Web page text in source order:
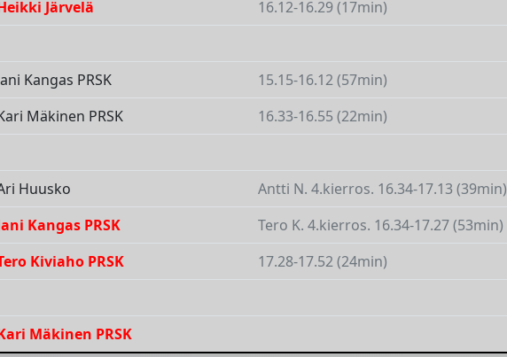
Järvelä
16.12-16.29 (17min)
Kangas PRSK
15.15-16.12 (57min)
Mäkinen PRSK
16.33-16.55 (22min)
Huusko
Antti N. 4.kierros. 16.34-17.13 (39min)
Kangas PRSK
Tero K. 4.kierros. 16.34-17.27 (53min)
Kiviaho PRSK
17.28-17.52 (24min)
Mäkinen PRSK